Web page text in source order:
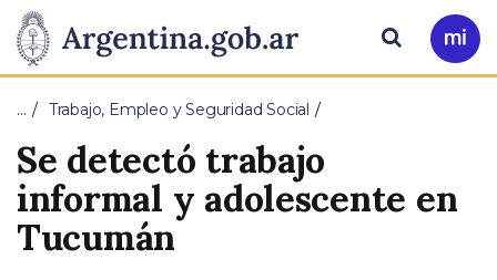
Presidencia
de
la
Nación
Pasar al contenido principal
Ir
a
Buscar
… Trabajo, Empleo y Seguridad Social
Se detectó trabajo
informal y adolescente en
Tucumán